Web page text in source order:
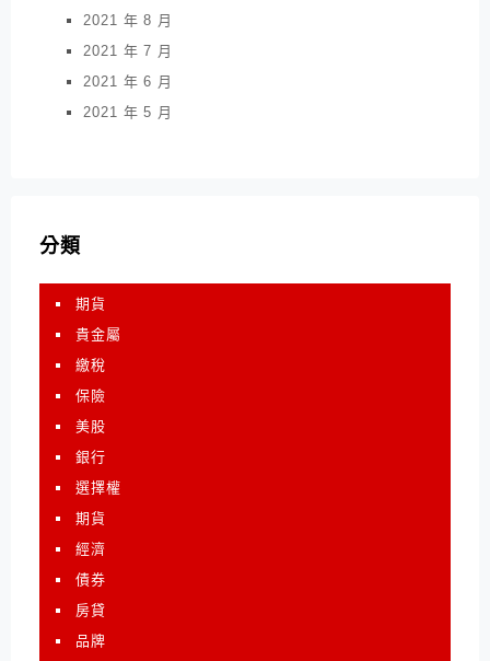
2021 年 8 月
2021 年 7 月
2021 年 6 月
2021 年 5 月
分類
期貨
貴金屬
繳稅
保險
美股
銀行
選擇權
期貨
經濟
債券
房貸
品牌